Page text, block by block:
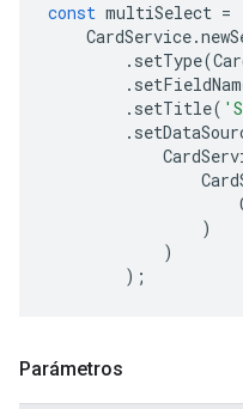
const multiSelect =
CardService.
. setType(
.
. setTitle(
.
)
)
);
Parámetros